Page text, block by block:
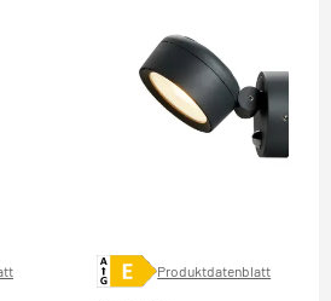
Produktdatenblatt